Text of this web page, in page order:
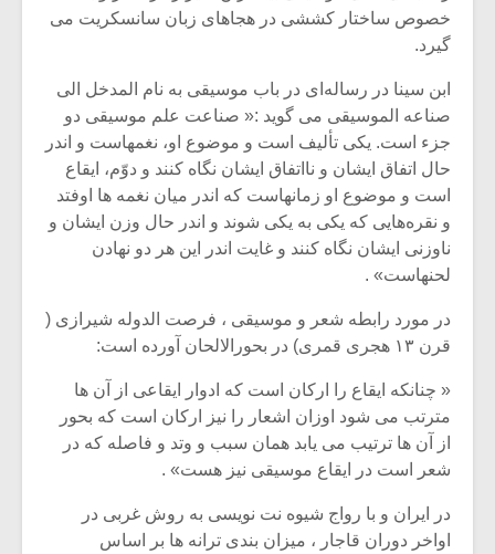
خصوص ساختار کششی در هجاهای زبان سانسکریت می
گیرد.
ابن سینا در رساله‌ای در باب موسیقی به نام المدخل الی
صناعه‌ الموسیقی می گوید :« صناعت علم موسیقی دو
جزء است. یکی تألیف است و موضوع او، نغمهاست و اندر
حال اتفاق ایشان و نااتفاق ایشان نگاه کنند و دو‌ّم، ایقاع
است و موضوع او زمانهاست که اندر میان نغمه ها اوفتد
و نقره‌هایی که یکی‌ به یکی شوند و اندر حال وزن ایشان و
ناوزنی ایشان نگاه کنند و غایت اندر این هر دو نهادن
لحنهاست» .
در مورد رابطه شعر و موسیقی ، فرصت الدوله شیرازی (
قرن ۱۳ هجری قمری) در بحورالالحان آورده است:
« چنانکه ایقاع را ارکان است که ادوار ایقاعی از آن ها
مترتب می شود اوزان اشعار را نیز ارکان است که بحور
از آن ها ترتیب می یابد همان سبب و وتد و فاصله که در
شعر است در ایقاع موسیقی نیز هست» .
در ایران و با رواج شیوه نت نویسی به روش غربی در
اواخر دوران قاجار ، میزان بندی ترانه ها بر اساس